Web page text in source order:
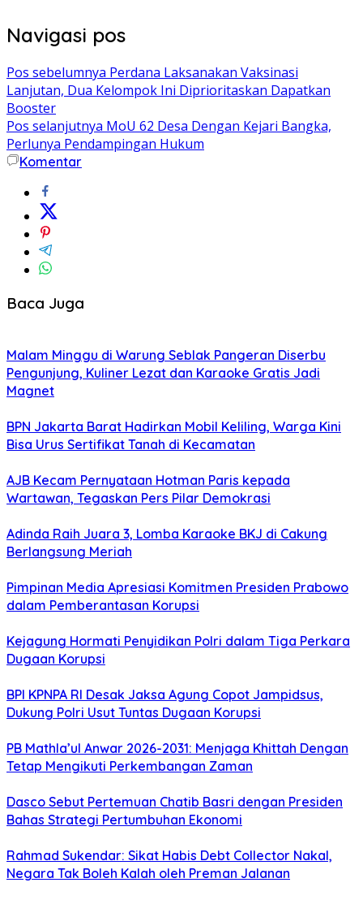
Navigasi pos
Pos sebelumnya Perdana Laksanakan Vaksinasi
Lanjutan, Dua Kelompok Ini Diprioritaskan Dapatkan
Booster
Pos selanjutnya MoU 62 Desa Dengan Kejari Bangka,
Perlunya Pendampingan Hukum
Komentar
Baca Juga
Malam Minggu di Warung Seblak Pangeran Diserbu
Pengunjung, Kuliner Lezat dan Karaoke Gratis Jadi
Magnet
BPN Jakarta Barat Hadirkan Mobil Keliling, Warga Kini
Bisa Urus Sertifikat Tanah di Kecamatan
AJB Kecam Pernyataan Hotman Paris kepada
Wartawan, Tegaskan Pers Pilar Demokrasi
Adinda Raih Juara 3, Lomba Karaoke BKJ di Cakung
Berlangsung Meriah
Pimpinan Media Apresiasi Komitmen Presiden Prabowo
dalam Pemberantasan Korupsi
Kejagung Hormati Penyidikan Polri dalam Tiga Perkara
Dugaan Korupsi
BPI KPNPA RI Desak Jaksa Agung Copot Jampidsus,
Dukung Polri Usut Tuntas Dugaan Korupsi
PB Mathla’ul Anwar 2026-2031: Menjaga Khittah Dengan
Tetap Mengikuti Perkembangan Zaman
Dasco Sebut Pertemuan Chatib Basri dengan Presiden
Bahas Strategi Pertumbuhan Ekonomi
Rahmad Sukendar: Sikat Habis Debt Collector Nakal,
Negara Tak Boleh Kalah oleh Preman Jalanan